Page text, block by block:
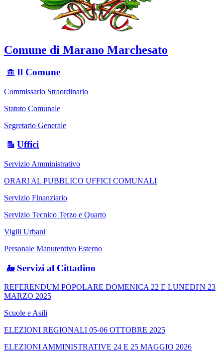
Comune di Marano Marchesato
Il Comune
Commissario Straordinario
Statuto Comunale
Segretario Generale
Uffici
Servizio Amministrativo
ORARI AL PUBBLICO UFFICI COMUNALI
Servizio Finanziario
Servizio Tecnico Terzo e Quarto
Vigili Urbani
Personale Manutentivo Esterno
Servizi al Cittadino
REFERENDUM POPOLARE DOMENICA 22 E LUNEDI'N 23
MARZO 2025
Scuole e Asili
ELEZIONI REGIONALI 05-06 OTTOBRE 2025
ELEZIONI AMMINISTRATIVE 24 E 25 MAGGIO 2026